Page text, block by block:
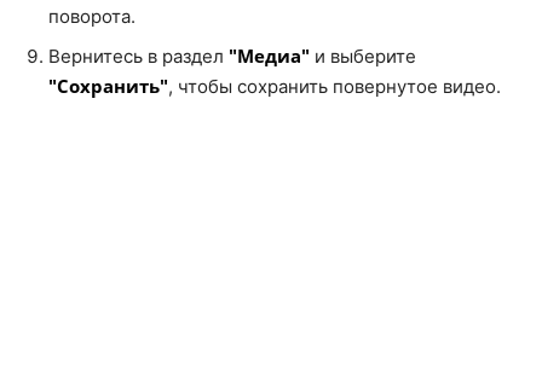
поворота.
Вернитесь в раздел "Медиа" и выберите
"Сохранить", чтобы сохранить повернутое видео.